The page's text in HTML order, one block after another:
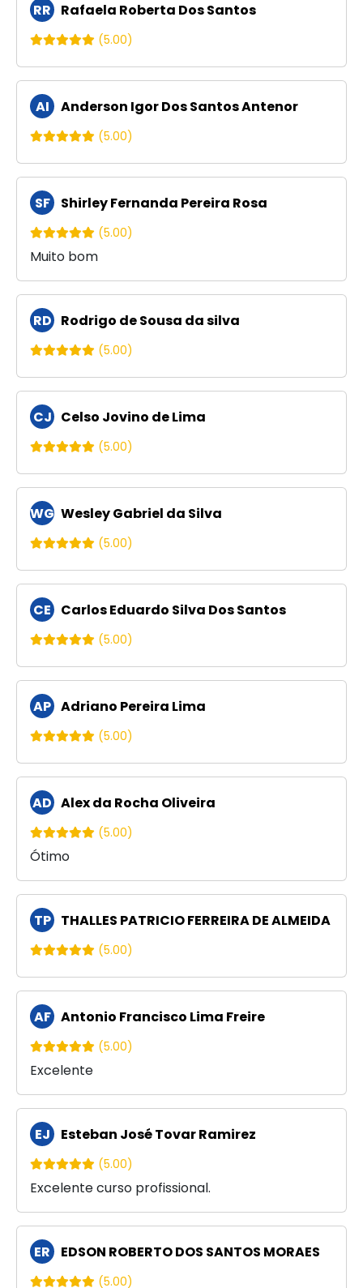
RR Rafaela Roberta Dos Santos
(5.00)
AI Anderson Igor Dos Santos Antenor
(5.00)
SF Shirley Fernanda Pereira Rosa
(5.00)
Muito bom
RD Rodrigo de Sousa da silva
(5.00)
CJ Celso Jovino de Lima
(5.00)
WG Wesley Gabriel da Silva
(5.00)
CE Carlos Eduardo Silva Dos Santos
(5.00)
AP Adriano Pereira Lima
(5.00)
AD Alex da Rocha Oliveira
(5.00)
Ótimo
TP THALLES PATRICIO FERREIRA DE ALMEIDA
(5.00)
AF Antonio Francisco Lima Freire
(5.00)
Excelente
EJ Esteban José Tovar Ramirez
(5.00)
Excelente curso profissional.
ER EDSON ROBERTO DOS SANTOS MORAES
(5.00)